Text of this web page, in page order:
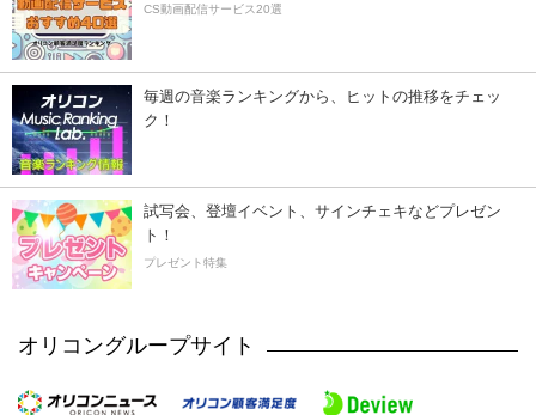
CS動画配信サービス20選
毎週の音楽ランキングから、ヒットの推移をチェッ
ク！
試写会、登壇イベント、サインチェキなどプレゼン
ト！
プレゼント特集
オリコングループサイト